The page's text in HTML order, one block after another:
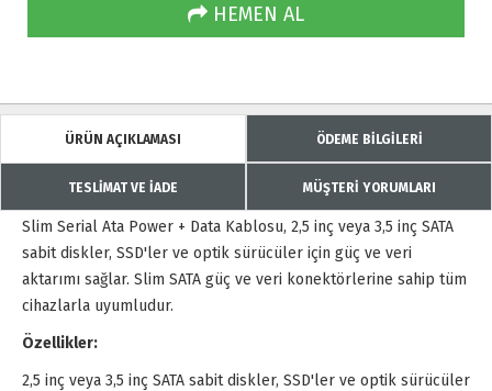
HEMEN AL
ÜRÜN AÇIKLAMASI ÖDEME BİLGİLERİ
TESLİMAT VE İADE MÜŞTERİ YORUMLARI
Slim Serial Ata Power + Data Kablosu, 2,5 inç veya 3,5 inç SATA
sabit diskler, SSD'ler ve optik sürücüler için güç ve veri
aktarımı sağlar. Slim SATA güç ve veri konektörlerine sahip tüm
cihazlarla uyumludur.
Özellikler:
2,5 inç veya 3,5 inç SATA sabit diskler, SSD'ler ve optik sürücüler